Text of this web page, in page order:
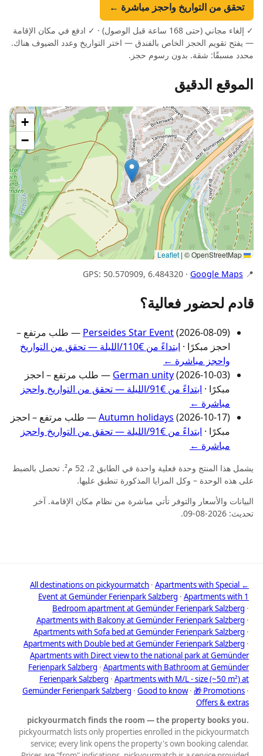
تحقق من التواريخ واحجز مباشرة ←
✓ إلغاء مجاني (حتى 168 ساعة قبل الوصول) · ✓ ادفع في مكان الإقامة
— يفتح تقويم الحجز الخاص بالفندق — اختر التواريخ وعدد الضيوف هناك.
محدد مسبقًا: شقة. بدون رسوم حجز.
الموقع الدقيق
+
−
| © OpenStreetMap
📍 GPS: 50.570909, 6.484320 ·
Google Maps
قادم لحضور فعالية؟
Perseides Star Event (2026-08-09) — طلب مرتفع –
احجز مبكرًا ·
ابتداءً من €110/الليلة — تحقق من التواريخ
واحجز مباشرة ←
German unity (2026-10-03) — طلب مرتفع – احجز
مبكرًا ·
ابتداءً من €91/الليلة — تحقق من التواريخ واحجز
مباشرة ←
Autumn holidays(2026-10-17) — طلب مرتفع – احجز
مبكرًا ·
ابتداءً من €91/الليلة — تحقق من التواريخ واحجز
مباشرة ←
يشمل هذا المنتج وحدة فعلية واحدة في الطابق 2، 52 م². تحصل بالضبط
على هذه الوحدة – وكل المزايا المذكورة تنطبق عليها.
البيانات والأسعار والتوفر تأتي مباشرة من نظام مكان الإقامة. آخر
تحديث: 2026-08-09.
← All destinations on pickyourmatch
· Apartments with Special
Event at Gemünder Ferienpark Salzberg · Apartments with 1
Bedroom apartment at Gemünder Ferienpark Salzberg ·
Apartments with Balcony at Gemünder Ferienpark Salzberg ·
Apartments with Sofa bed at Gemünder Ferienpark Salzberg ·
Apartments with Double bed at Gemünder Ferienpark Salzberg ·
Apartments with Direct view to the national park at Gemünder
Ferienpark Salzberg · Apartments with Bathroom at Gemünder
Ferienpark Salzberg · Apartments with M/L - size (~50 m²) at
Gemünder Ferienpark Salzberg · Good to know· 🎁 Promotions ·
Offers & extras
pickyourmatch finds the room — the property books you.
pickyourmatch lists only properties enrolled in the pickyourmatch
service; every link opens the property's own booking calendar.